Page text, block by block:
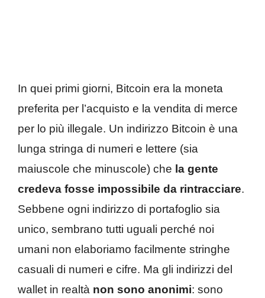
In quei primi giorni, Bitcoin era la moneta
preferita per l’acquisto e la vendita di merce
per lo più illegale. Un indirizzo Bitcoin è una
lunga stringa di numeri e lettere (sia
maiuscole che minuscole) che la gente
credeva fosse impossibile da rintracciare.
Sebbene ogni indirizzo di portafoglio sia
unico, sembrano tutti uguali perché noi
umani non elaboriamo facilmente stringhe
casuali di numeri e cifre. Ma gli indirizzi del
wallet in realtà non sono anonimi: sono